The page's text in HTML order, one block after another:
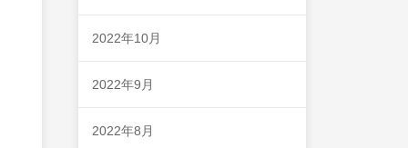
2022年10月
2022年9月
2022年8月